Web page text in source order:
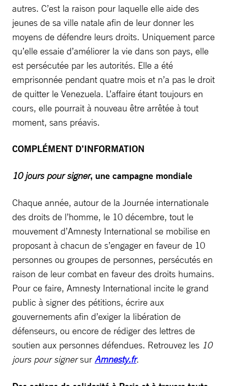
autres. C’est la raison pour laquelle elle aide des
jeunes de sa ville natale afin de leur donner les
moyens de défendre leurs droits. Uniquement parce
qu’elle essaie d’améliorer la vie dans son pays, elle
est persécutée par les autorités. Elle a été
emprisonnée pendant quatre mois et n’a pas le droit
de quitter le Venezuela. L’affaire étant toujours en
cours, elle pourrait à nouveau être arrêtée à tout
moment, sans préavis.
COMPLÉMENT D’INFORMATION
10 jours pour signer, une campagne mondiale
Chaque année, autour de la Journée internationale
des droits de l’homme, le 10 décembre, tout le
mouvement d’Amnesty International se mobilise en
proposant à chacun de s’engager en faveur de 10
personnes ou groupes de personnes, persécutés en
raison de leur combat en faveur des droits humains.
Pour ce faire, Amnesty International incite le grand
public à signer des pétitions, écrire aux
gouvernements afin d’exiger la libération de
défenseurs, ou encore de rédiger des lettres de
soutien aux personnes défendues. Retrouvez les 10
jours pour signersur Amnesty.fr.